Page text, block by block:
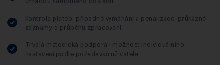
Kontrola plateb, případné vymáhání a penalizace, průkazné
záznamy o průběhu zpracování
Trvalá metodická podpora i možnost individuálního
nastavení podle požadavků uživatele